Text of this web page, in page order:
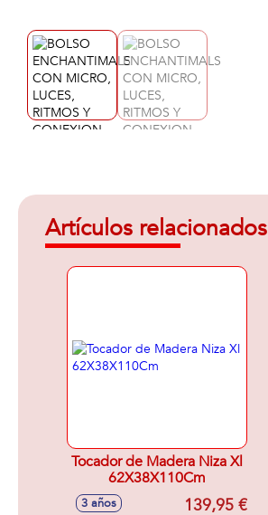
Artículos relacionados
Tocador de Madera Niza Xl
62X38X110Cm
3 años 139,95 €